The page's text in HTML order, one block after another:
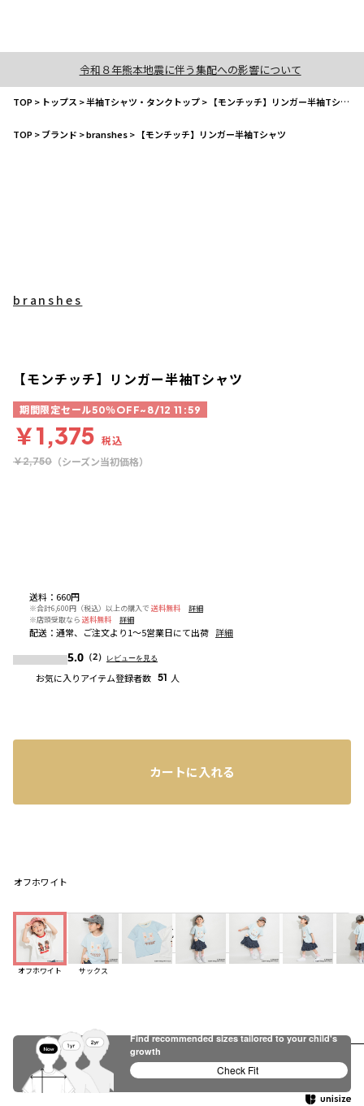
令和８年熊本地震に伴う集配への影響について
TOP> トップス >半袖Tシャツ・タンクトップ> 【モンチッチ】リンガー半袖Tシャツ
TOP>ブランド >branshes> 【モンチッチ】リンガー半袖Tシャツ
オフホワイト
オフホワイト サックス
レビュー
送料 ： 660円
※合計6,600円（税込）以上の購入で 送料無料
詳細
※店頭受取なら 送料無料 詳細
配送 ： 通常、ご注文より1～5営業日にて出荷 詳細
5.0 （2） レビューを見る
お気に入りアイテム登録者数 51 人
branshes
【モンチッチ】リンガー半袖Tシャツ
期間限定セール50％OFF~8/12 11:59
￥1,375 税込
￥2,750 （シーズン当初価格）
カートに入れる
店頭在庫を確認するお気に入り追加
Find recommended sizes tailored to your child's
growth
Check Fit